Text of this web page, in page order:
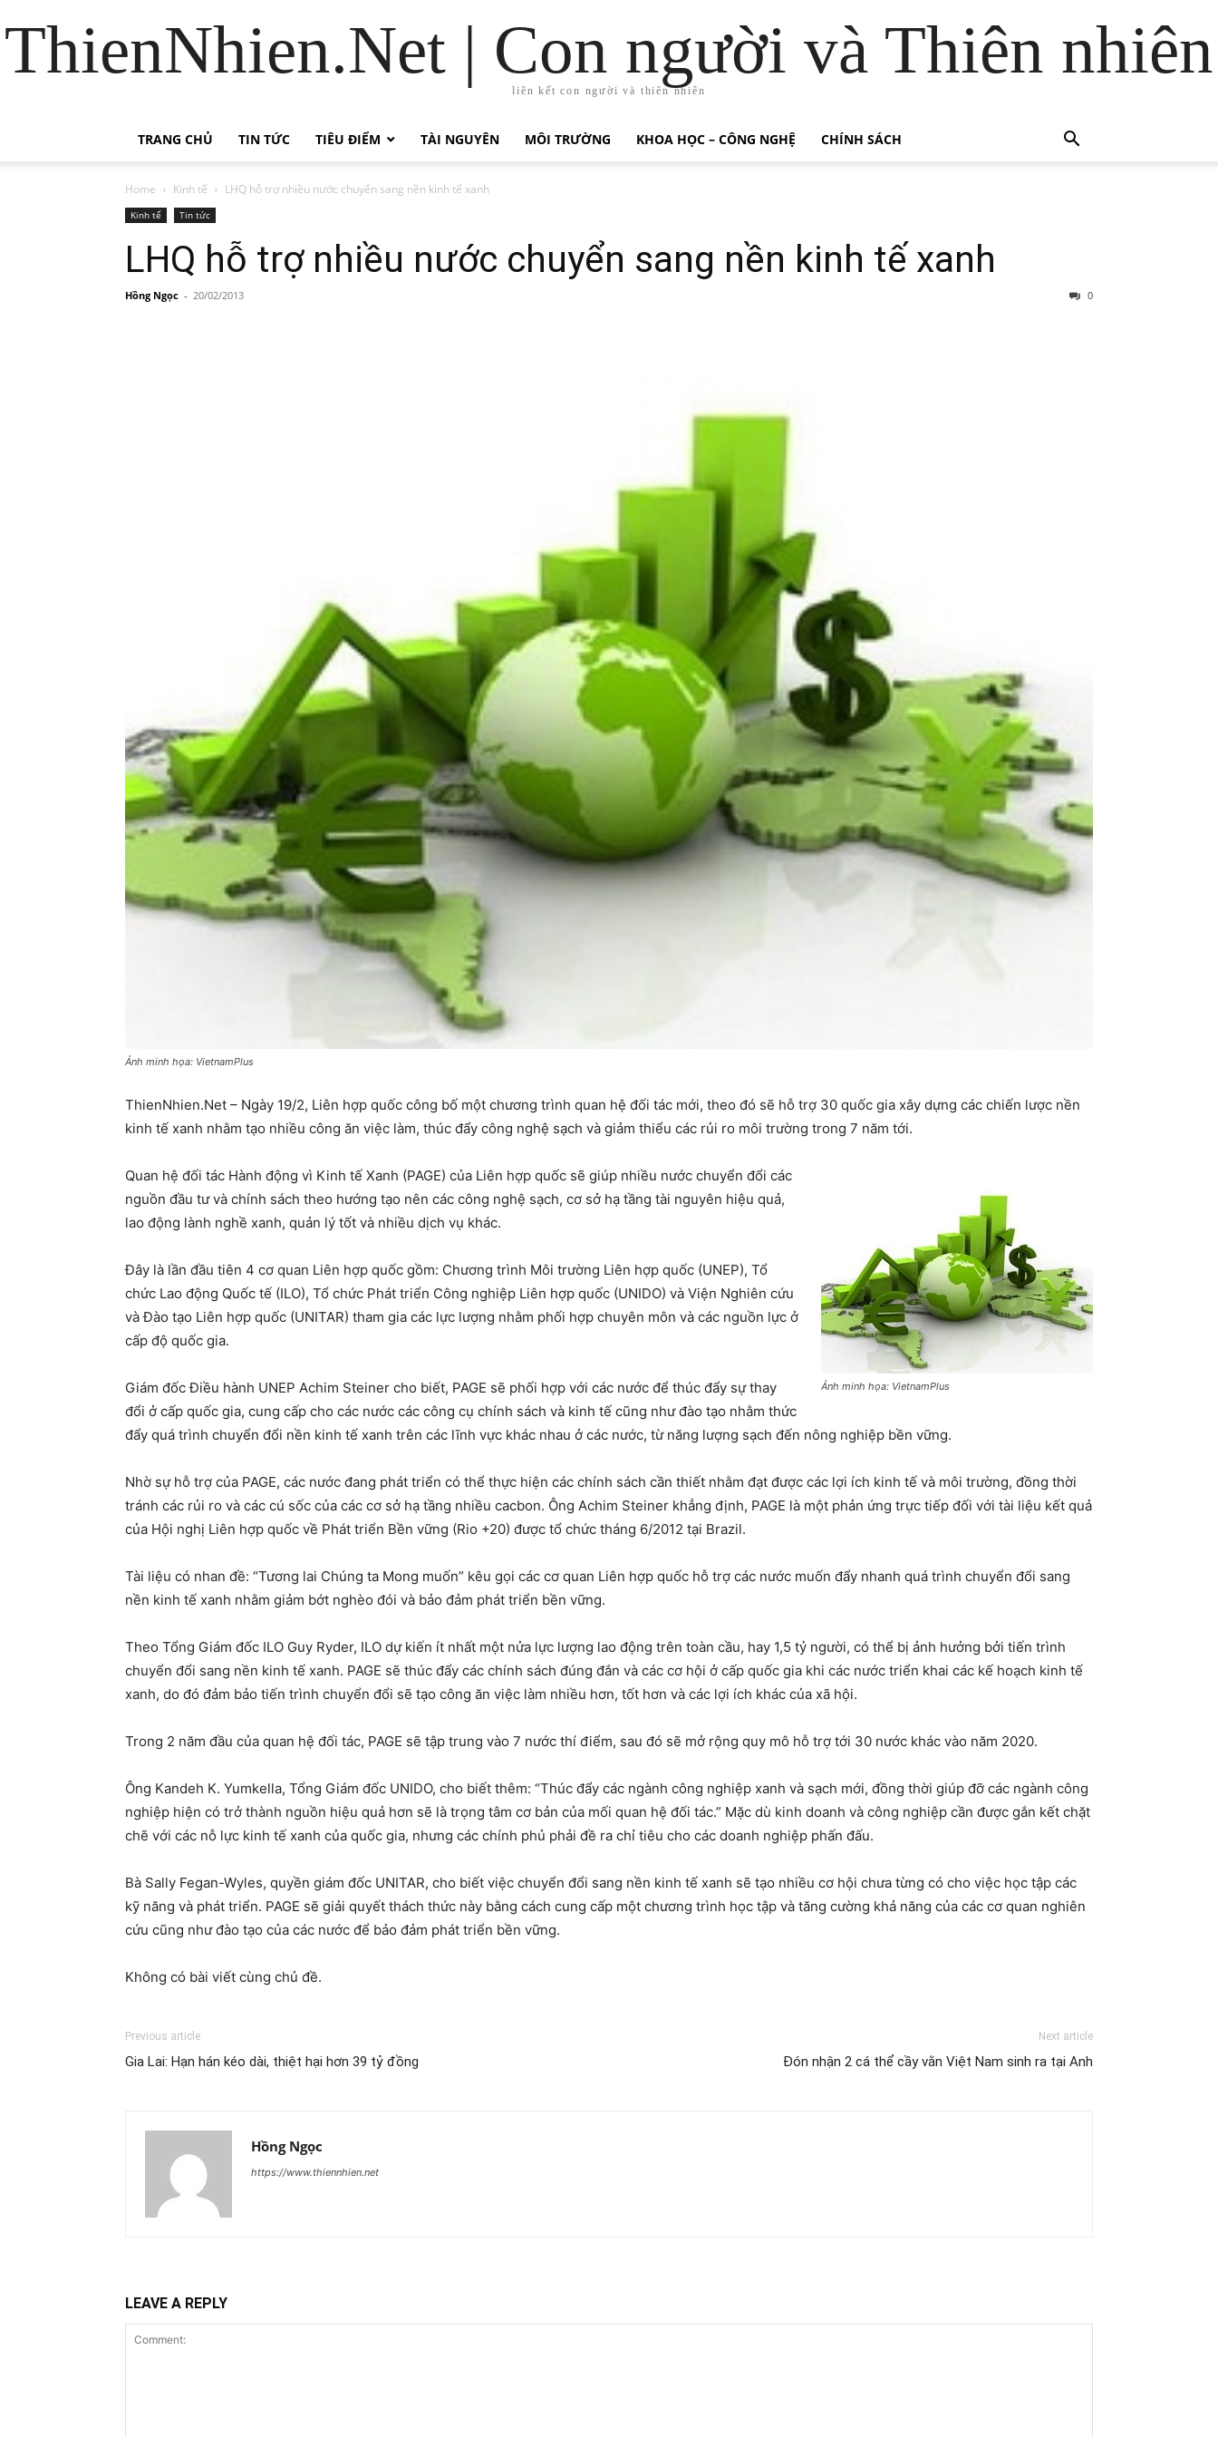
ThienNhien.Net | Con người và Thiên nhiên
liên kết con người và thiên nhiên
TRANG CHỦ TIN TỨC TIÊU ĐIỂM TÀI NGUYÊN MÔI TRƯỜNG KHOA HỌC – CÔNG NGHỆ CHÍNH SÁCH
Home Kinh tế LHQ hỗ trợ nhiều nước chuyển sang nền kinh tế xanh
Kinh tế Tin tức
LHQ hỗ trợ nhiều nước chuyển sang nền kinh tế xanh
Hồng Ngọc - 20/02/2013 0
Ảnh minh họa: VietnamPlus
ThienNhien.Net – Ngày 19/2, Liên hợp quốc công bố một chương trình quan hệ đối tác mới, theo đó sẽ hỗ trợ 30 quốc gia xây dựng các chiến lược nền
kinh tế xanh nhằm tạo nhiều công ăn việc làm, thúc đẩy công nghệ sạch và giảm thiểu các rủi ro môi trường trong 7 năm tới.
Ảnh minh họa: VietnamPlus
Quan hệ đối tác Hành động vì Kinh tế Xanh (PAGE) của Liên hợp quốc sẽ giúp nhiều nước chuyển đổi các
nguồn đầu tư và chính sách theo hướng tạo nên các công nghệ sạch, cơ sở hạ tầng tài nguyên hiệu quả,
lao động lành nghề xanh, quản lý tốt và nhiều dịch vụ khác.
Đây là lần đầu tiên 4 cơ quan Liên hợp quốc gồm: Chương trình Môi trường Liên hợp quốc (UNEP), Tổ
chức Lao động Quốc tế (ILO), Tổ chức Phát triển Công nghiệp Liên hợp quốc (UNIDO) và Viện Nghiên cứu
và Đào tạo Liên hợp quốc (UNITAR) tham gia các lực lượng nhằm phối hợp chuyên môn và các nguồn lực ở
cấp độ quốc gia.
Giám đốc Điều hành UNEP Achim Steiner cho biết, PAGE sẽ phối hợp với các nước để thúc đẩy sự thay
đổi ở cấp quốc gia, cung cấp cho các nước các công cụ chính sách và kinh tế cũng như đào tạo nhằm thức
đẩy quá trình chuyển đổi nền kinh tế xanh trên các lĩnh vực khác nhau ở các nước, từ năng lượng sạch đến nông nghiệp bền vững.
Nhờ sự hỗ trợ của PAGE, các nước đang phát triển có thể thực hiện các chính sách cần thiết nhằm đạt được các lợi ích kinh tế và môi trường, đồng thời
tránh các rủi ro và các cú sốc của các cơ sở hạ tầng nhiều cacbon. Ông Achim Steiner khẳng định, PAGE là một phản ứng trực tiếp đối với tài liệu kết quả
của Hội nghị Liên hợp quốc về Phát triển Bền vững (Rio +20) được tổ chức tháng 6/2012 tại Brazil.
Tài liệu có nhan đề: “Tương lai Chúng ta Mong muốn” kêu gọi các cơ quan Liên hợp quốc hỗ trợ các nước muốn đẩy nhanh quá trình chuyển đổi sang
nền kinh tế xanh nhằm giảm bớt nghèo đói và bảo đảm phát triển bền vững.
Theo Tổng Giám đốc ILO Guy Ryder, ILO dự kiến ít nhất một nửa lực lượng lao động trên toàn cầu, hay 1,5 tỷ người, có thể bị ảnh hưởng bởi tiến trình
chuyển đổi sang nền kinh tế xanh. PAGE sẽ thúc đẩy các chính sách đúng đắn và các cơ hội ở cấp quốc gia khi các nước triển khai các kế hoạch kinh tế
xanh, do đó đảm bảo tiến trình chuyển đổi sẽ tạo công ăn việc làm nhiều hơn, tốt hơn và các lợi ích khác của xã hội.
Trong 2 năm đầu của quan hệ đối tác, PAGE sẽ tập trung vào 7 nước thí điểm, sau đó sẽ mở rộng quy mô hỗ trợ tới 30 nước khác vào năm 2020.
Ông Kandeh K. Yumkella, Tổng Giám đốc UNIDO, cho biết thêm: “Thúc đẩy các ngành công nghiệp xanh và sạch mới, đồng thời giúp đỡ các ngành công
nghiệp hiện có trở thành nguồn hiệu quả hơn sẽ là trọng tâm cơ bản của mối quan hệ đối tác.” Mặc dù kinh doanh và công nghiệp cần được gắn kết chặt
chẽ với các nỗ lực kinh tế xanh của quốc gia, nhưng các chính phủ phải đề ra chỉ tiêu cho các doanh nghiệp phấn đấu.
Bà Sally Fegan-Wyles, quyền giám đốc UNITAR, cho biết việc chuyển đổi sang nền kinh tế xanh sẽ tạo nhiều cơ hội chưa từng có cho việc học tập các
kỹ năng và phát triển. PAGE sẽ giải quyết thách thức này bằng cách cung cấp một chương trình học tập và tăng cường khả năng của các cơ quan nghiên
cứu cũng như đào tạo của các nước để bảo đảm phát triển bền vững.
Không có bài viết cùng chủ đề.
Previous article
Gia Lai: Hạn hán kéo dài, thiệt hại hơn 39 tỷ đồng
Next article
Đón nhận 2 cá thể cầy vằn Việt Nam sinh ra tại Anh
Hồng Ngọc
https://www.thiennhien.net
LEAVE A REPLY